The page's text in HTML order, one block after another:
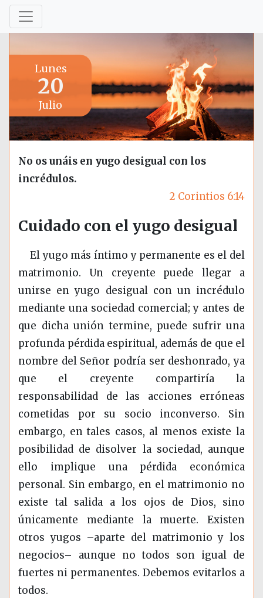
Lunes
20
Julio
No os unáis en yugo desigual con los
incrédulos.
2 Corintios 6:14
Cuidado con el yugo desigual
El yugo más íntimo y permanente es el del
matrimonio. Un creyente puede llegar a
unirse en yugo desigual con un incrédulo
mediante una sociedad comercial; y antes de
que dicha unión termine, puede sufrir una
profunda pérdida espiritual, además de que el
nombre del Señor podría ser deshonrado, ya
que el creyente compartiría la
responsabilidad de las acciones erróneas
cometidas por su socio inconverso. Sin
embargo, en tales casos, al menos existe la
posibilidad de disolver la sociedad, aunque
ello implique una pérdida económica
personal. Sin embargo, en el matrimonio no
existe tal salida a los ojos de Dios, sino
únicamente mediante la muerte. Existen
otros yugos –aparte del matrimonio y los
negocios– aunque no todos son igual de
fuertes ni permanentes. Debemos evitarlos a
todos.